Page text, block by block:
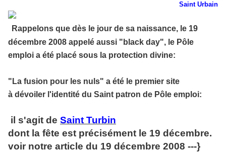
Saint Urbain
Rappelons que dès le jour de sa naissance, le 19
décembre 2008 appelé aussi "black day", le Pôle
emploi a été placé sous la protection divine:
"La fusion pour les nuls" a été le premier site
à dévoiler l'identité du Saint patron de Pôle emploi:
il s'agit de Saint Turbin
dont la fête est précisément le 19 décembre.
voir notre article du 19 décembre 2008 ---}